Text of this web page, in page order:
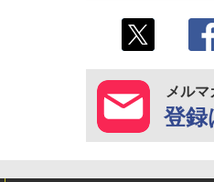
メルマ
登録